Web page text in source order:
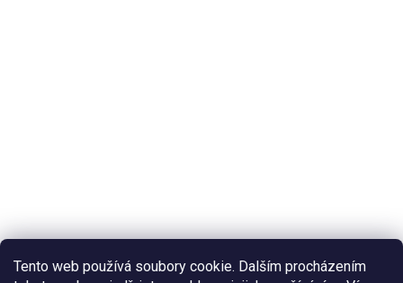
Tento web používá soubory cookie. Dalším procházením